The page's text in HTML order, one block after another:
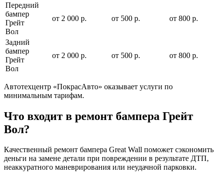
Передний
бампер
Грейт
Вол
от 2 000 р. от 500 р. от 800 р.
Задний
бампер
Грейт
Вол
от 2 000 р. от 500 р. от 800 р.
Автотехцентр «ПокрасАвто» оказывает услуги по
минимальным тарифам.
Что входит в ремонт бампера Грейт
Вол?
Качественный ремонт бампера Great Wall поможет сэкономить
деньги на замене детали при повреждении в результате ДТП,
неаккуратного маневрирования или неудачной парковки.